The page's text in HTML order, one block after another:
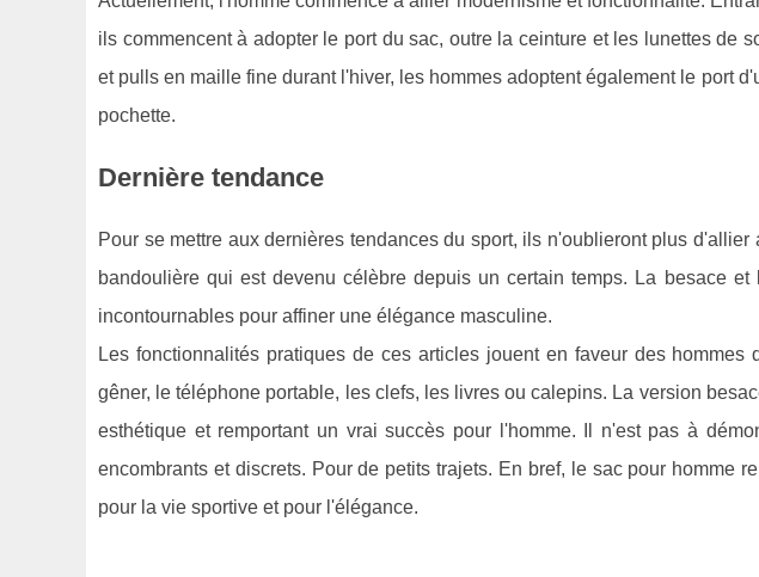
ils commencent à adopter le port du sac, outre la ceinture et les lunettes de
et pulls en maille fine durant l'hiver, les hommes adoptent également le port
pochette.
Dernière tendance
Pour se mettre aux dernières tendances du sport, ils n'oublieront plus
bandoulière qui est devenu célèbre depuis un certain temps. La besace
incontournables pour affiner une élégance masculine.
Les fonctionnalités pratiques de ces articles jouent en faveur des
gêner, le téléphone portable, les clefs, les livres ou calepins. La version
esthétique et remportant un vrai succès pour l'homme. Il n'est pas à
encombrants et discrets. Pour de petits trajets. En bref, le sac pour homme
pour la vie sportive et pour l'élégance.